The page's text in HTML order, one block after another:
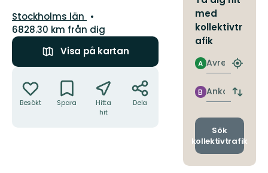
Län:
Stockholms län
6828.30 km från dig
Visa på kartan
Besökt Spara
Hitta
hit
Dela
med
kollektivtr
afik
Avresa
A
Hitta
Ankomst
B
Byt
och
Sök
kollektivtrafik